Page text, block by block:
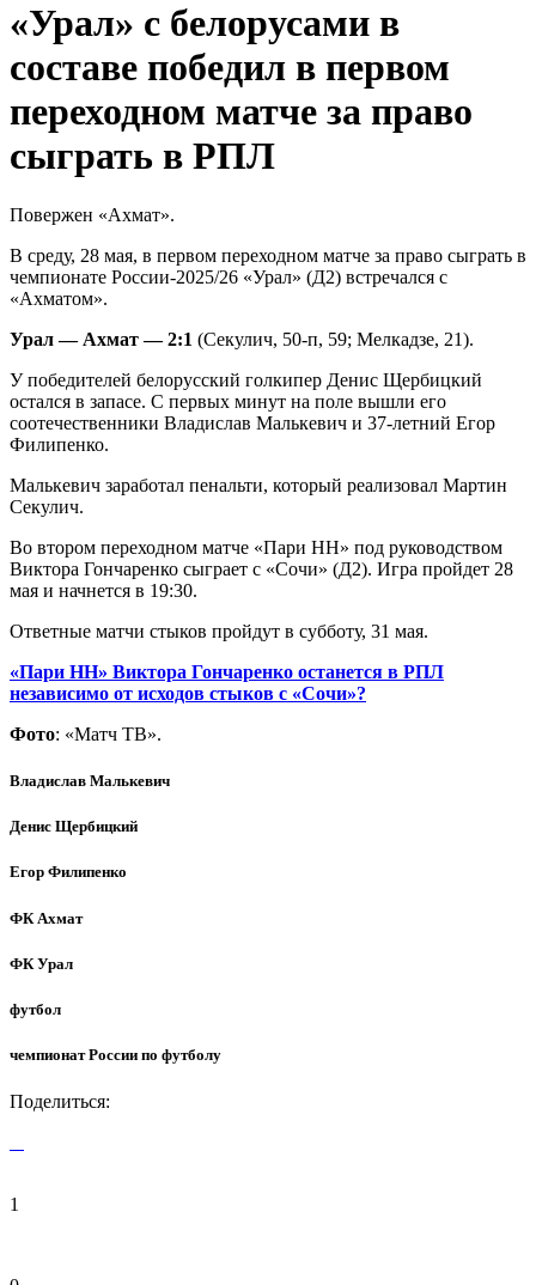
«Урал» с белорусами в
составе победил в первом
переходном матче за право
сыграть в РПЛ
Повержен «Ахмат».
В среду, 28 мая, в первом переходном матче за право сыграть в
чемпионате России-2025/26 «Урал» (Д2) встречался с
«Ахматом».
Урал — Ахмат — 2:1 (Секулич, 50-п, 59; Мелкадзе, 21).
У победителей белорусский голкипер Денис Щербицкий
остался в запасе. С первых минут на поле вышли его
соотечественники Владислав Малькевич и 37-летний Егор
Филипенко.
Малькевич заработал пенальти, который реализовал Мартин
Секулич.
Во втором переходном матче «Пари НН» под руководством
Виктора Гончаренко сыграет с «Сочи» (Д2). Игра пройдет 28
мая и начнется в 19:30.
Ответные матчи стыков пройдут в субботу, 31 мая.
«Пари НН» Виктора Гончаренко останется в РПЛ
независимо от исходов стыков с «Сочи»?
Фото: «Матч ТВ».
Владислав Малькевич
Денис Щербицкий
Егор Филипенко
ФК Ахмат
ФК Урал
футбол
чемпионат России по футболу
Поделиться:
1